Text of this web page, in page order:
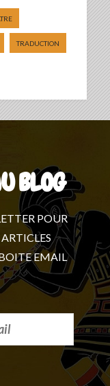
TRADUCTION
BLOG
POUR
EMAIL